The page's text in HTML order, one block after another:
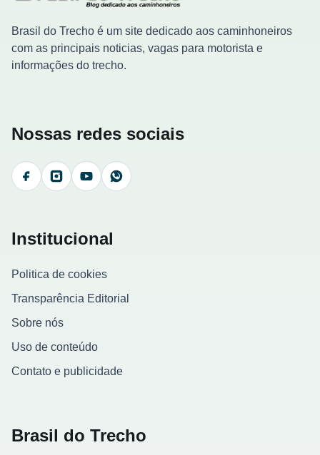
Brasil do Trecho é um site dedicado aos caminhoneiros
com as principais noticias, vagas para motorista e
informações do trecho.
Nossas redes sociais
FacebookInstagramYouTubeWhatsApp
Institucional
Politica de cookies
Transparência Editorial
Sobre nós
Uso de conteúdo
Contato e publicidade
Brasil do Trecho